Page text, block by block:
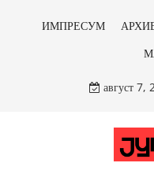
ИМПРЕСУМ
август 7,